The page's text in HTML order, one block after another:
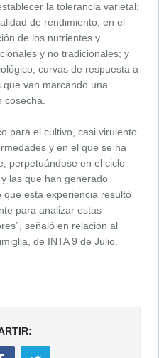
la tolerancia varietal;
de rendimiento, en el
de los nutrientes y
y no tradicionales; y
curvas de respuesta a
van marcando una
para el cultivo, casi virulento
y en el que se ha
perpetuándose en el ciclo
las que han generado
esta experiencia resultó
para analizar estas
señaló en relación al
de INTA 9 de Julio.